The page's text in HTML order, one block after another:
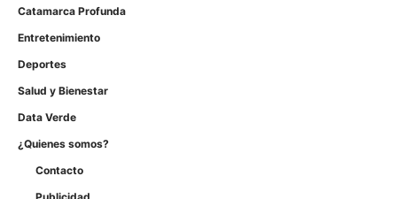
Catamarca Profunda
Entretenimiento
Deportes
Salud y Bienestar
Data Verde
¿Quienes somos?
Contacto